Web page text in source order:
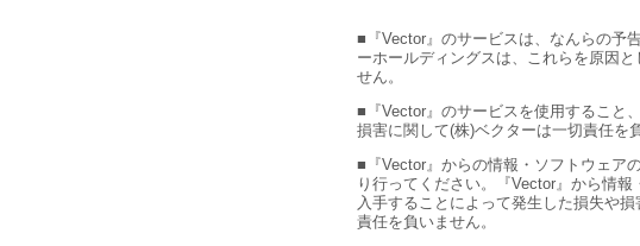
■『Vector』のサービスは、なんらの予
ーホールディングスは、これらを原因
せん。
■『Vector』のサービスを使用すること
損害に関して(株)ベクターは一切責任を
■『Vector』からの情報・ソフトウェア
り行ってください。『Vector』から情
入手することによって発生した損失や
責任を負いません。